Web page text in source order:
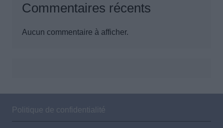
Commentaires récents
Aucun commentaire à afficher.
Politique de confidentialité